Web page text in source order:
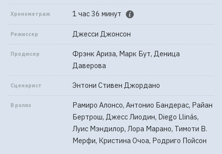
Хронометраж 1 час 36 минут
Режиссер Джесси Джонсон
Продюсер
Фрэнк Ариза, Марк Бут, Деница
Даверова
Сценарист Энтони Стивен Джордано
В ролях
Рамиро Алонсо, Антонио Бандерас, Райан
Бертрош, Джесс Лиодин, Diego Llinás,
Луис Мэндилор, Лора Марано, Тимоти В.
Мерфи, Кристина Очоа, Родриго Пойсон